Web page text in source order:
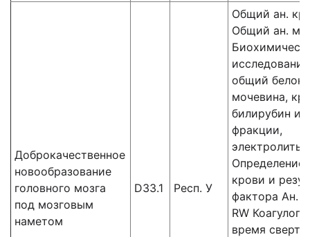
Доброкачественное
новообразование
головного мозга
под мозговым
наметом
D33.1 Респ. У
Общий ан.
Общий ан.
общий белок,
мочевина,
билирубин и
фракции,
электролиты,
Определение
крови и
фактора Ан.
RW
время